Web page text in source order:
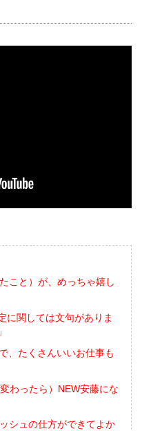
こと）が、めっちゃ嬉し
に関しては文句がありま
、たくさんいいお仕事も
わったら）NEW安藤にな
シュの仕方ができてよか